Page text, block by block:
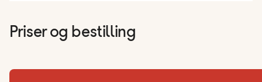
Priser og bestilling